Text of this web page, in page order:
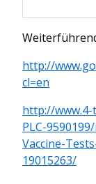
http://
cl=en
http://www.4-
PLC-
Vaccine-
19015263/